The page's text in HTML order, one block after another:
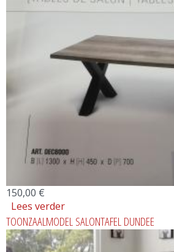
150,00 €
Lees verder
TOONZAALMODEL SALONTAFEL DUNDEE